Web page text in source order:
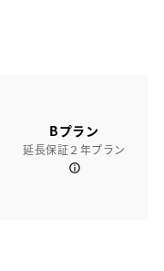
Bプラン
延長保証２年プラン